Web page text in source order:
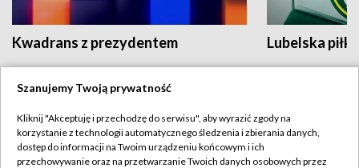
Kwadrans z prezydentem Lubelska piłka
BIAŁYSTOK / BYDGOSZCZ / GDAŃSK
Szanujemy Twoją prywatność
Kliknij "Akceptuję i przechodzę do serwisu", aby wyrazić zgody na
korzystanie z technologii automatycznego śledzenia i zbierania danych,
dostęp do informacji na Twoim urządzeniu końcowym i ich
przechowywanie oraz na przetwarzanie Twoich danych osobowych przez